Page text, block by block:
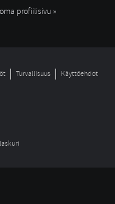
profiilisivu »
Turvallisuus
Käyttöehdot